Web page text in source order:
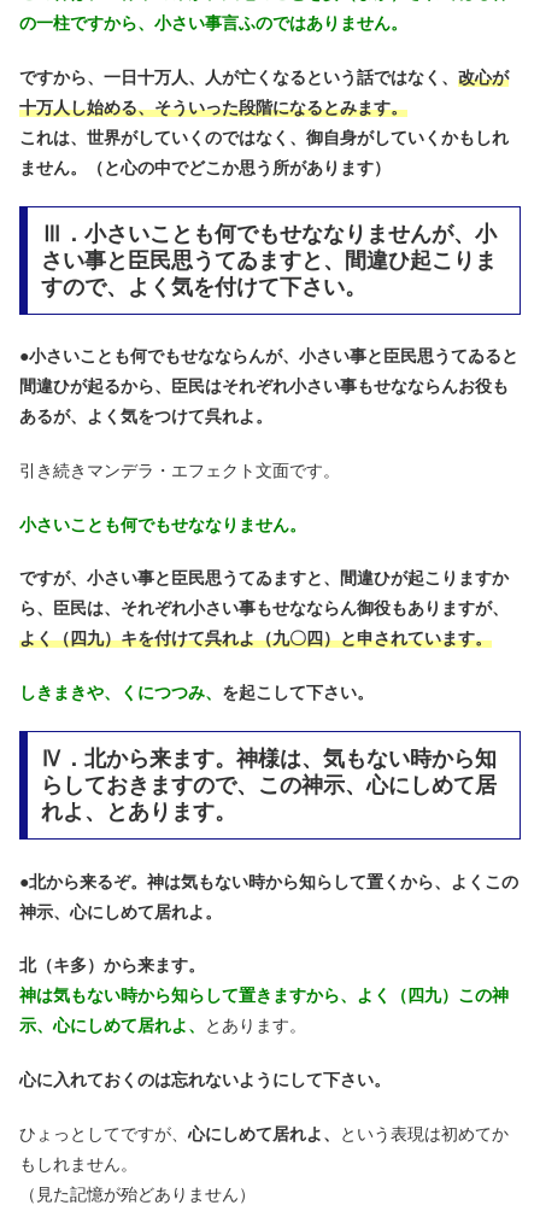
の一柱ですから、小さい事言ふのではありません。
ですから、一日十万人、人が亡くなるという話ではなく、 改心が
十万人し始める、そういった段階になるとみます。
これは、世界がしていくのではなく、御自身がしていくかもしれ
ません。（と心の中でどこか思う所があります）
Ⅲ．小さいことも何でもせななりませんが、小
さい事と臣民思うてゐますと、間違ひ起こりま
すので、よく気を付けて下さい。
●小さいことも何でもせなならんが、小さい事と臣民思うてゐると
間違ひが起るから、臣民はそれぞれ小さい事もせなならんお役も
あるが、よく気をつけて呉れよ。
引き続きマンデラ・エフェクト文面です。
小さいことも何でもせななりません。
ですが、小さい事と臣民思うてゐますと、間違ひが起こりますか
ら、臣民は、それぞれ小さい事もせなならん御役もありますが、
よく（四九）キを付けて呉れよ（九〇四）と申されています。
しきまきや、くにつつみ、 を起こして下さい。
Ⅳ．北から来ます。神様は、気もない時から知
らしておきますので、この神示、心にしめて居
れよ、とあります。
●北から来るぞ。神は気もない時から知らして置くから、よくこの
神示、心にしめて居れよ。
北（キ多）から来ます。
神は気もない時から知らして置きますから、よく（四九）この神
示、心にしめて居れよ、
とあります。
心に入れておくのは忘れないようにして下さい。
ひょっとしてですが、 心にしめて居れよ、
という表現は初めてか
もしれません。
（見た記憶が殆どありません）